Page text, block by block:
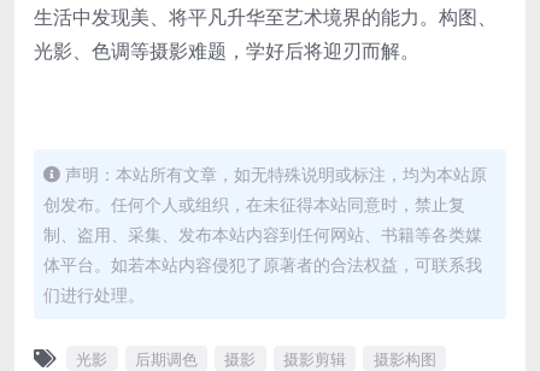
生活中发现美、将平凡升华至艺术境界的能力。构图、
光影、色调等摄影难题，学好后将迎刃而解。
声明：本站所有文章，如无特殊说明或标注，均为本站原
创发布。任何个人或组织，在未征得本站同意时，禁止复
制、盗用、采集、发布本站内容到任何网站、书籍等各类媒
体平台。如若本站内容侵犯了原著者的合法权益，可联系我
们进行处理。
光影 后期调色 摄影 摄影剪辑
摄影构图